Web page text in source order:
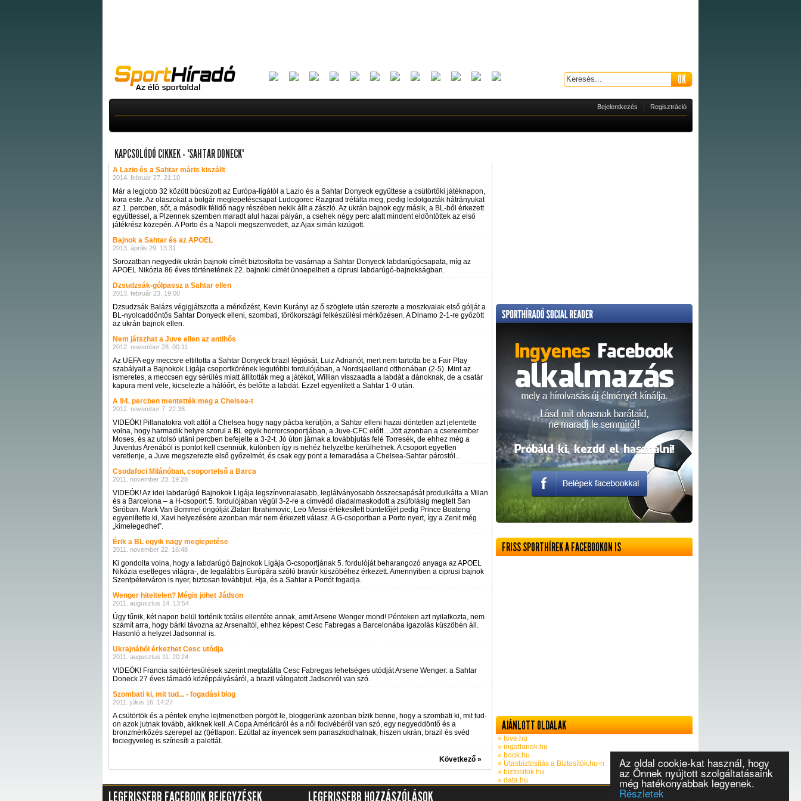
Az oldal cookie-kat használ, hogy
az Önnek nyújtott szolgáltatásaink
még hatékonyabbak legyenek.
Részletek
Bejelentkezés Regisztráció
KAPCSOLÓDÓ CIKKEK - "SAHTAR DONECK"
A Lazio és a Sahtar máris kiszállt
2014. február 27. 21:10
Már a legjobb 32 között búcsúzott az Európa-ligától a Lazio és a Sahtar Donyeck együttese a csütörtöki játéknapon,
kora este. Az olaszokat a bolgár meglepetéscsapat Ludogorec Razgrad tréfálta meg, pedig ledolgozták hátrányukat
az 1. percben, sőt, a második félidő nagy részében nekik állt a zászló. Az ukrán bajnok egy másik, a BL-ből érkezett
együttessel, a Plzennek szemben maradt alul hazai pályán, a csehek négy perc alatt mindent eldöntöttek az első
játékrész közepén. A Porto és a Napoli megszenvedett, az Ajax simán kizúgott.
Bajnok a Sahtar és az APOEL
2013. április 29. 13:31
Sorozatban negyedik ukrán bajnoki címét biztosította be vasárnap a Sahtar Donyeck labdarúgócsapata, míg az
APOEL Nikózia 86 éves történetének 22. bajnoki címét ünnepelheti a ciprusi labdarúgó-bajnokságban.
Dzsudzsák-gólpassz a Sahtar ellen
2013. február 23. 19:00
Dzsudzsák Balázs végigjátszotta a mérkőzést, Kevin Kurányi az ő szöglete után szerezte a moszkvaiak első gólját a
BL-nyolcaddöntős Sahtar Donyeck elleni, szombati, törökországi felkészülési mérkőzésen. A Dinamo 2-1-re győzött
az ukrán bajnok ellen.
Nem játszhat a Juve ellen az antihős
2012. november 28. 00:11
Az UEFA egy meccsre eltiltotta a Sahtar Donyeck brazil légiósát, Luiz Adrianót, mert nem tartotta be a Fair Play
szabályait a Bajnokok Ligája csoportkörének legutóbbi fordulójában, a Nordsjaelland otthonában (2-5). Mint az
ismeretes, a meccsen egy sérülés miatt állították meg a játékot, Willian visszaadta a labdát a dánoknak, de a csatár
kapura ment vele, kicselezte a hálóőrt, és belőtte a labdát. Ezzel egyenlített a Sahtar 1-0 után.
A 94. percben mentették meg a Chelsea-t
2012. november 7. 22:38
VIDEÓK! Pillanatokra volt attól a Chelsea hogy nagy pácba kerüljön, a Sahtar elleni hazai döntetlen azt jelentette
volna, hogy harmadik helyre szorul a BL egyik horrorcsoportjában, a Juve-CFC előtt... Jött azonban a csereember
Moses, és az utolsó utáni percben befejelte a 3-2-t. Jó úton járnak a továbbjutás felé Torresék, de ehhez még a
Juventus Arenából is pontot kell csenniük, különben így is nehéz helyzetbe kerülhetnek. A csoport egyetlen
veretlenje, a Juve megszerezte első győzelmét, és csak egy pont a lemaradása a Chelsea-Sahtar párostól...
Csodafoci Milánóban, csoportelső a Barca
2011. november 23. 19:28
VIDEÓK! Az idei labdarúgó Bajnokok Ligája legszínvonalasabb, leglátványosabb összecsapását produlkálta a Milan
és a Barcelona – a H-csoport 5. fordulójában végül 3-2-re a címvédő diadalmaskodott a zsúfolásig megtelt San
Siróban. Mark Van Bommel öngólját Zlatan Ibrahimovic, Leo Messi értékesített büntetőjét pedig Prince Boateng
egyenlítette ki, Xavi helyezésére azonban már nem érkezett válasz. A G-csoportban a Porto nyert, így a Zenit még
„kimelegedhet”.
Érik a BL egyik nagy meglepetése
2011. november 22. 16:48
Ki gondolta volna, hogy a labdarúgó Bajnokok Ligája G-csoportjának 5. fordulóját beharangozó anyaga az APOEL
Nikózia esetleges világra-, de legalábbis Európára szóló bravúr küszöbéhez érkezett. Amennyiben a ciprusi bajnok
Szentpéterváron is nyer, biztosan továbbjut. Hja, és a Sahtar a Portót fogadja.
Wenger hiteltelen? Mégis jöhet Jádson
2011. augusztus 14. 13:54
Úgy tűnik, két napon belül történik totális ellentéte annak, amit Arsene Wenger mond! Pénteken azt nyilatkozta, nem
számít arra, hogy bárki távozna az Arsenaltól, ehhez képest Cesc Fabregas a Barcelonába igazolás küszöbén áll.
Hasonló a helyzet Jadsonnal is.
Ukrajnából érkezhet Cesc utódja
2011. augusztus 11. 20:24
VIDEÓK! Francia sajtóértesülések szerint megtalálta Cesc Fabregas lehetséges utódját Arsene Wenger: a Sahtar
Doneck 27 éves támadó középpályásáról, a brazil válogatott Jadsonról van szó.
Szombati ki, mit tud... - fogadási blog
2011. július 16. 14:27
A csütörtök és a péntek enyhe lejtmenetben pörgött le, bloggerünk azonban bízik benne, hogy a szombati ki, mit tud-
on azok jutnak tovább, akiknek kell. A Copa Américáról és a női focivébéről van szó, egy negyeddöntő és a
bronzmérkőzés szerepel az (t)étlapon. Ezúttal az ínyencek sem panaszkodhatnak, hiszen ukrán, brazil és svéd
fociegyveleg is színesíti a palettát.
Következő »
FRISS SPORTHÍREK A FACEBOOKON IS
AJÁNLOTT OLDALAK
» love.hu
» ingatlanok.hu
» book.hu
» Utasbiztosítás a Biztosítók.hu-n
» biztositok.hu
» data.hu
LEGFRISSEBB FACEBOOK BEJEGYZÉSEK LEGFRISSEBB HOZZÁSZÓLÁSOK